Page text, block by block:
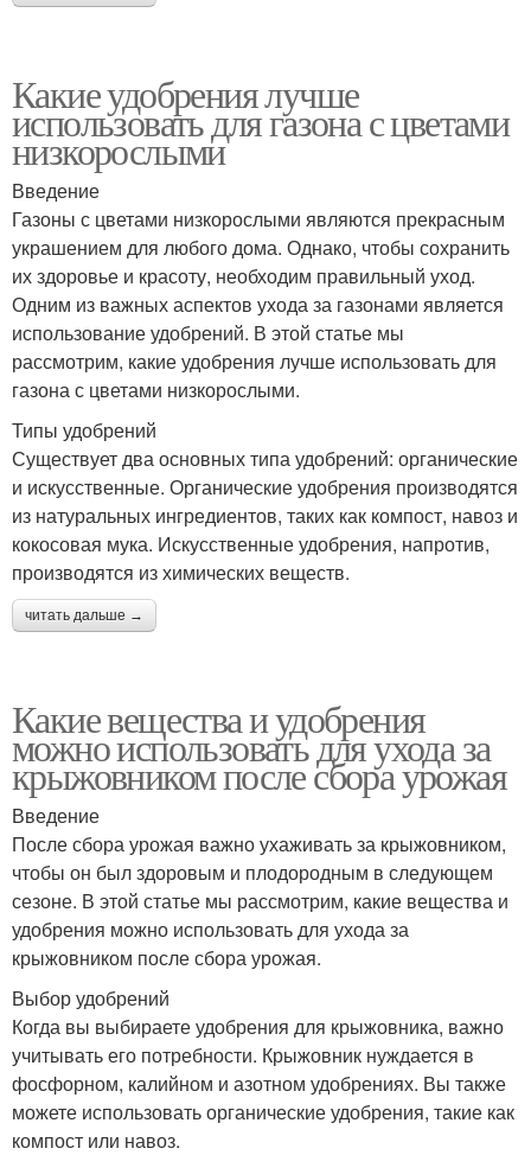
Какие удобрения лучше
использовать для газона с цветами
низкорослыми
Введение
Газоны с цветами низкорослыми являются прекрасным
украшением для любого дома. Однако, чтобы сохранить
их здоровье и красоту, необходим правильный уход.
Одним из важных аспектов ухода за газонами является
использование удобрений. В этой статье мы
рассмотрим, какие удобрения лучше использовать для
газона с цветами низкорослыми.
Типы удобрений
Существует два основных типа удобрений: органические
и искусственные. Органические удобрения производятся
из натуральных ингредиентов, таких как компост, навоз и
кокосовая мука. Искусственные удобрения, напротив,
производятся из химических веществ.
читать дальше →
Какие вещества и удобрения
можно использовать для ухода за
крыжовником после сбора урожая
Введение
После сбора урожая важно ухаживать за крыжовником,
чтобы он был здоровым и плодородным в следующем
сезоне. В этой статье мы рассмотрим, какие вещества и
удобрения можно использовать для ухода за
крыжовником после сбора урожая.
Выбор удобрений
Когда вы выбираете удобрения для крыжовника, важно
учитывать его потребности. Крыжовник нуждается в
фосфорном, калийном и азотном удобрениях. Вы также
можете использовать органические удобрения, такие как
компост или навоз.